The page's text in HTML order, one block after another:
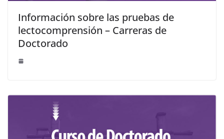
Información sobre las pruebas de
lectocomprensión – Carreras de
Doctorado